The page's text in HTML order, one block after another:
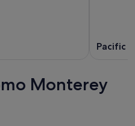
Pacific
Monterey